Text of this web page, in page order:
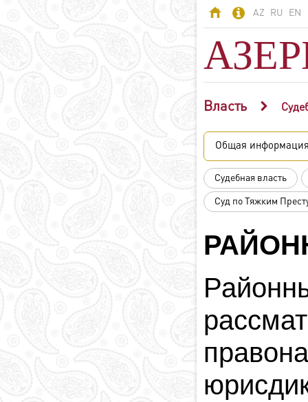
AZ RU EN
АЗЕРБАЙДЖАН
Азербайджан -
страна огней
Территория
Население
Политическая
Конституция
Государственные
Азербайджанский
язык
Религия в
Азербайджане
Национальная
валюта
Столица
Коды и индексы
Власть
Общая
Судебная власть
Суд по Тяжким